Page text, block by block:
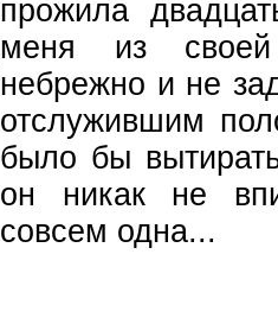
прожила
меня из
небрежно и не
отслужившим
было бы
он никак не
совсем одна...